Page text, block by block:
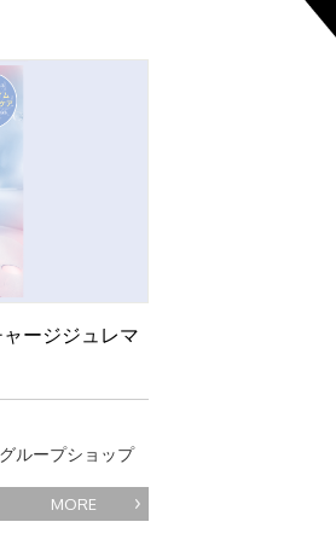
ージジュレマ
ループショップ
MORE